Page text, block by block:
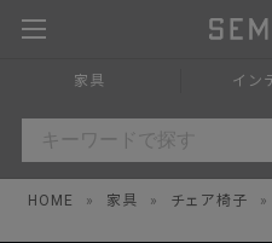
家具 イン
HOME » 家具 » チェア椅子 »